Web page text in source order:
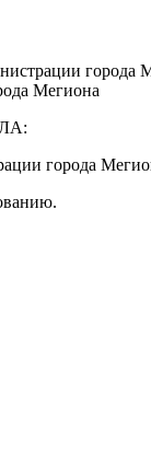
Мегиона
города